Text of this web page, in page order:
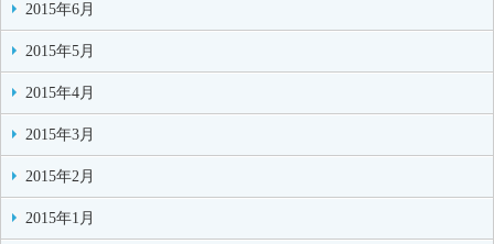
2015年6月
2015年5月
2015年4月
2015年3月
2015年2月
2015年1月